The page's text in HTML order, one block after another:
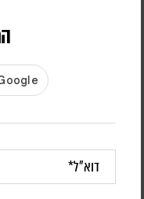
דיווחים:
היום על הסכם